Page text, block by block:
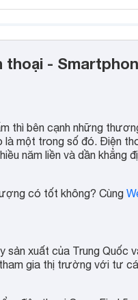
thoại -
thì bên cạnh những
là một trong số đó. Điện
năm liền và dần khẳng
có tốt không? Cùng
xuất của Trung Quốc
gia thị trường với tư